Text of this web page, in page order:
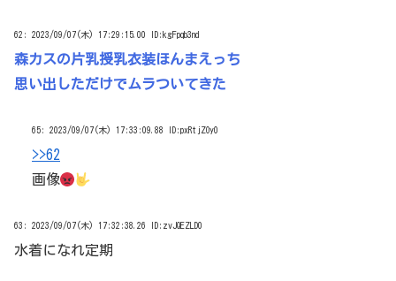
62: 2023/09/07(木) 17:29:15.00 ID:kgFpqb3nd
森カスの片乳授乳衣装ほんまえっち
思い出しただけでムラついてきた
65: 2023/09/07(木) 17:33:09.88 ID:pxRtjZOy0
>>62
画像
63: 2023/09/07(木) 17:32:38.26 ID:zvJQEZLD0
水着になれ定期